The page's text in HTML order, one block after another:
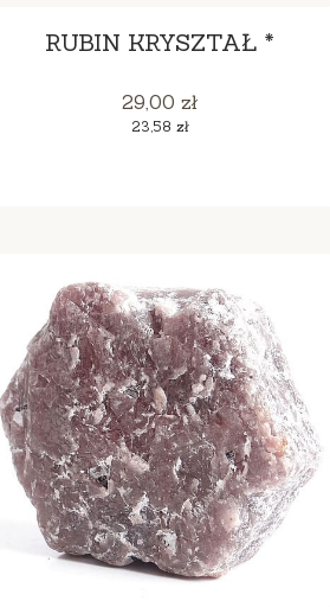
RUBIN KRYSZTAŁ *
Cena
29,00 zł
Cena
23,58 zł